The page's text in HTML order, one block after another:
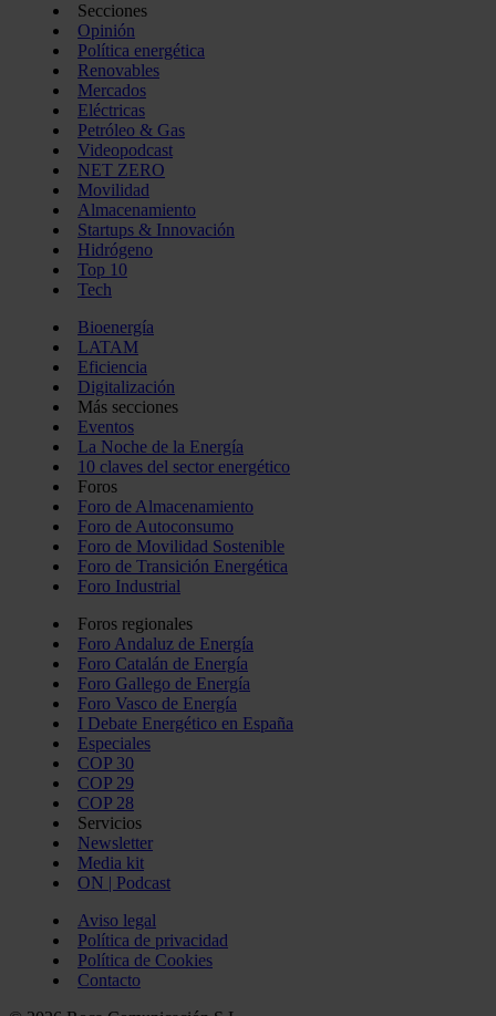
Secciones
Opinión
Política energética
Renovables
Mercados
Eléctricas
Petróleo & Gas
Videopodcast
NET ZERO
Movilidad
Almacenamiento
Startups & Innovación
Hidrógeno
Top 10
Tech
Bioenergía
LATAM
Eficiencia
Digitalización
Más secciones
Eventos
La Noche de la Energía
10 claves del sector energético
Foros
Foro de Almacenamiento
Foro de Autoconsumo
Foro de Movilidad Sostenible
Foro de Transición Energética
Foro Industrial
Foros regionales
Foro Andaluz de Energía
Foro Catalán de Energía
Foro Gallego de Energía
Foro Vasco de Energía
I Debate Energético en España
Especiales
COP 30
COP 29
COP 28
Servicios
Newsletter
Media kit
ON | Podcast
Aviso legal
Política de privacidad
Política de Cookies
Contacto